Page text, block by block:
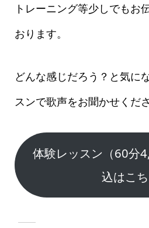
トレーニング等少しでもお
おります。
どんな感じだろう？と気に
スンで歌声をお聞かせくだ
体験レッスン（60分
込はこ